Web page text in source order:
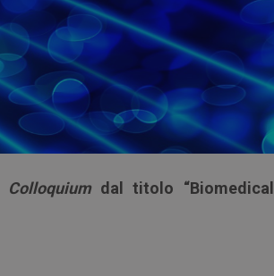
Colloquiumdal titolo “Biomedical